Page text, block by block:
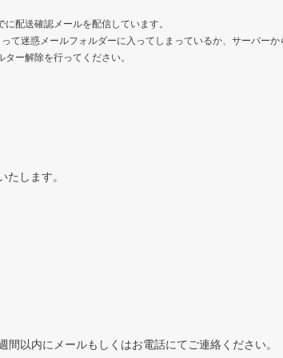
配送確認メールを配信しています。
て迷惑メールフォルダーに入ってしまっているか、サーバーか
ー解除を行ってください。
します。
以内にメールもしくはお電話にてご連絡ください。